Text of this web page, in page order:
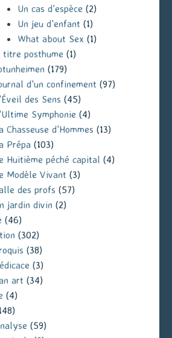
Un cas d'espèce (2)
Un jeu d'enfant (1)
What about Sex (1)
titre posthume (1)
(179)
d'un confinement (97)
des Sens (45)
Symphonie (4)
Chasseuse d'Hommes (13)
Prépa(103)
Huitième péché capital (4)
Modèle Vivant (3)
des profs (57)
jardin divin (2)
(46)
(302)
(38)
(3)
art (34)
(4)
(59)